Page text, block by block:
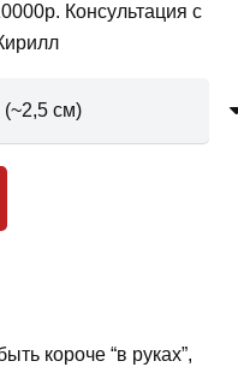
Консультация с
короче “в руках”,